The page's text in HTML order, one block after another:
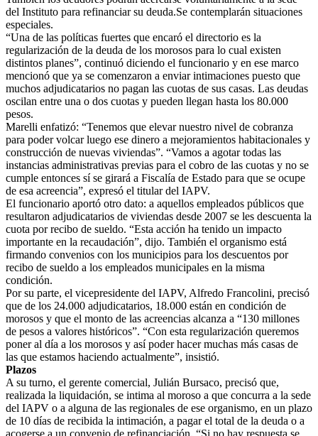
del Instituto para refinanciar su deuda.Se contemplarán situaciones
especiales.
“Una de las políticas fuertes que encaró el directorio es la
regularización de la deuda de los morosos para lo cual existen
distintos planes”, continuó diciendo el funcionario y en ese marco
mencionó que ya se comenzaron a enviar intimaciones puesto que
muchos adjudicatarios no pagan las cuotas de sus casas. Las deudas
oscilan entre una o dos cuotas y pueden llegan hasta los 80.000
pesos.
Marelli enfatizó: “Tenemos que elevar nuestro nivel de cobranza
para poder volcar luego ese dinero a mejoramientos habitacionales y
construcción de nuevas viviendas”. “Vamos a agotar todas las
instancias administrativas previas para el cobro de las cuotas y no se
cumple entonces sí se girará a Fiscalía de Estado para que se ocupe
de esa acreencia”, expresó el titular del IAPV.
El funcionario aportó otro dato: a aquellos empleados públicos que
resultaron adjudicatarios de viviendas desde 2007 se les descuenta la
cuota por recibo de sueldo. “Esta acción ha tenido un impacto
importante en la recaudación”, dijo. También el organismo está
firmando convenios con los municipios para los descuentos por
recibo de sueldo a los empleados municipales en la misma
condición.
Por su parte, el vicepresidente del IAPV, Alfredo Francolini, precisó
que de los 24.000 adjudicatarios, 18.000 están en condición de
morosos y que el monto de las acreencias alcanza a “130 millones
de pesos a valores históricos”. “Con esta regularización queremos
poner al día a los morosos y así poder hacer muchas más casas de
las que estamos haciendo actualmente”, insistió.
Plazos
A su turno, el gerente comercial, Julián Bursaco, precisó que,
realizada la liquidación, se intima al moroso a que concurra a la sede
del IAPV o a alguna de las regionales de ese organismo, en un plazo
de 10 días de recibida la intimación, a pagar el total de la deuda o a
acogerse a un convenio de refinanciación. “Si no hay respuesta se